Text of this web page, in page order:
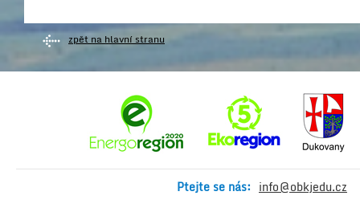
zpět na hlavní stranu
Ptejte se nás: info@obkjedu.cz